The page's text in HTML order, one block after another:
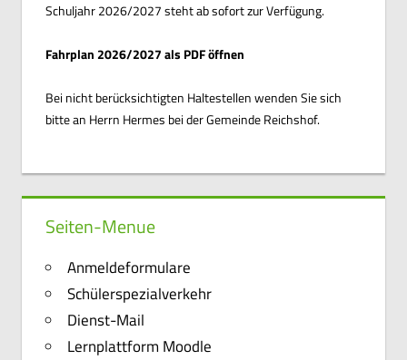
Schuljahr 2026/2027 steht ab sofort zur Verfügung.
Fahrplan 2026/2027 als PDF öffnen
Bei nicht berücksichtigten Haltestellen wenden Sie sich
bitte an Herrn Hermes bei der Gemeinde Reichshof.
Seiten-Menue
Anmeldeformulare
Schülerspezialverkehr
Dienst-Mail
Lernplattform Moodle